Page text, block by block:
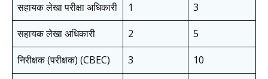
सहायक लेखा परीक्षा अधिकारी
1
3
सहायक लेखा अधिकारी
2
5
निरीक्षक (परीक्षक) (CBEC)
3
10